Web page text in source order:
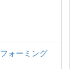
ォーミング